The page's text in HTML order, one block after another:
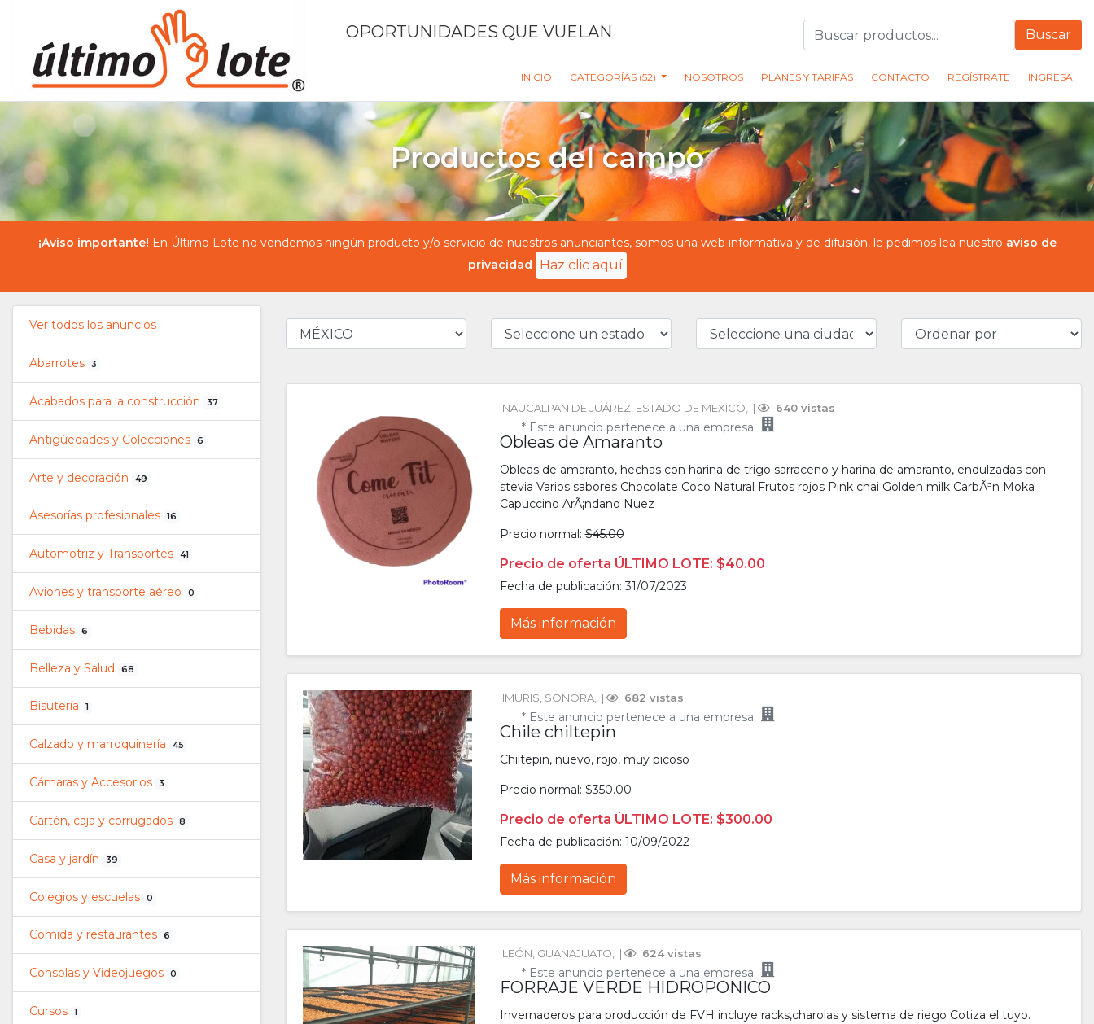
OPORTUNIDADES QUE VUELAN Buscar
INICIO CATEGORÍAS (52) NOSOTROS PLANES Y TARIFAS CONTACTO REGÍSTRATE INGRESA
Productos del campo
¡Aviso importante! En Último Lote no vendemos ningún producto y/o servicio de nuestros anunciantes, somos una web informativa y de difusión, le pedimos lea nuestro aviso de
privacidad
Haz clic aquí
Ver todos los anuncios
Abarrotes 3
Acabados para la construcción 37
Antigúedades y Colecciones 6
Arte y decoración 49
Asesorías profesionales 16
Automotriz y Transportes 41
Aviones y transporte aéreo 0
Bebidas 6
Belleza y Salud 68
Bisutería 1
Calzado y marroquinería 45
Cámaras y Accesorios 3
Cartón, caja y corrugados 8
Casa y jardín 39
Colegios y escuelas 0
Comida y restaurantes 6
Consolas y Videojuegos 0
Cursos 1
NAUCALPAN DE JUÁREZ, ESTADO DE MEXICO, | 640 vistas
* Este anuncio pertenece a una empresa
Obleas de Amaranto
Obleas de amaranto, hechas con harina de trigo sarraceno y harina de amaranto, endulzadas con
stevia Varios sabores Chocolate Coco Natural Frutos rojos Pink chai Golden milk CarbÃ³n Moka
Capuccino ArÃ¡ndano Nuez
Precio normal:$45.00
Precio de oferta ÚLTIMO LOTE: $40.00
Fecha de publicación: 31/07/2023
Más información
IMURIS, SONORA, | 682 vistas
* Este anuncio pertenece a una empresa
Chile chiltepin
Chiltepin, nuevo, rojo, muy picoso
Precio normal:$350.00
Precio de oferta ÚLTIMO LOTE: $300.00
Fecha de publicación: 10/09/2022
Más información
LEÓN, GUANAJUATO, | 624 vistas
* Este anuncio pertenece a una empresa
FORRAJE VERDE HIDROPONICO
Invernaderos para producción de FVH incluye racks,charolas y sistema de riego Cotiza el tuyo.